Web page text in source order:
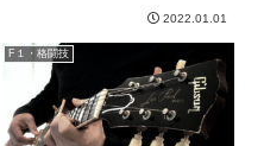
らない。技術的にも互角だが、や
や齊藤選手有利か。1Rから朝倉
未来は前に圧をかけています。
2022.01.01
F１・格闘技